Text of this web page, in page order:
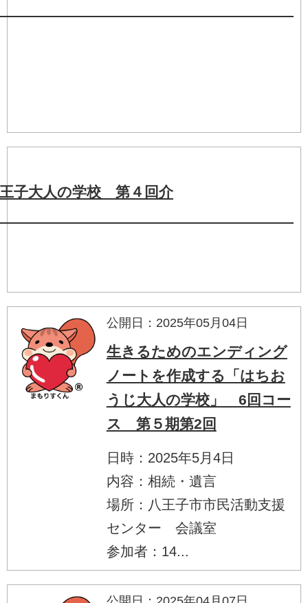
子大人の学校 第４回介
公開日：2025年05月04日
生きるためのエンディング
ノートを作成する「はちお
うじ大人の学校」 6回コー
ス 第５期第2回
日時：2025年5月4日
内容：相続・遺言
場所：八王子市市民活動支援
センター 会議室
参加者：14...